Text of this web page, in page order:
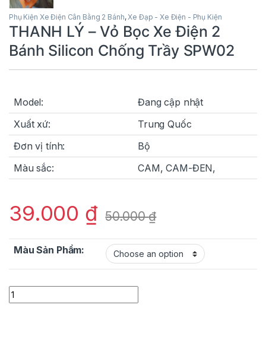
Phụ Kiện Xe Điện Cân Bằng 2 Bánh, Xe Đạp - Xe Điện - Phụ Kiện
THANH LÝ – Vỏ Bọc Xe Điện 2
Bánh Silicon Chống Trầy SPW02
Model:
Đang cập nhật
Xuất xứ:
Trung Quốc
Đơn vị tính:
Bộ
Màu sắc:
CAM, CAM-ĐEN,
39.000 ₫ 50.000₫
Màu Sản Phẩm:
THANH LÝ - Vỏ Bọc Xe Điện 2 Bánh Silicon Chống Trầy